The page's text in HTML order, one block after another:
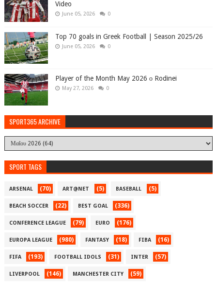
Video
June 05, 2026 0
Top 70 goals in Greek Football | Season 2025/26
June 05, 2026 0
Player of the Month May 2026 ο Rodinei
May 27, 2026 0
SPORT365 ARCHIVE
SPORT TAGS
ARSENAL (70) ART@NET (5) BASEBALL (5)
BEACH SOCCER (22) BEST GOAL (336)
CONFERENCE LEAGUE (79) EURO (176)
EUROPA LEAGUE (980) FANTASY (18) FIBA (16)
FIFA (193) FOOTBALL IDOLS (31) INTER (57)
LIVERPOOL (146) MANCHESTER CITY (59)